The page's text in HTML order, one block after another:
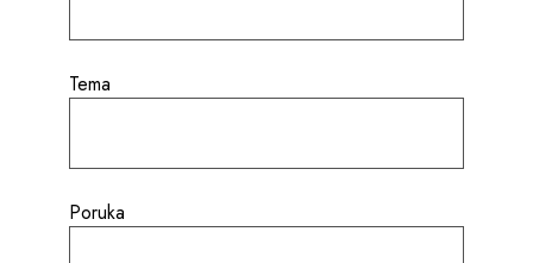
Tema
Poruka